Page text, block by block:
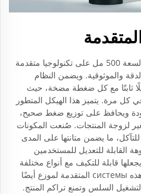
يحتوي هيكل مضخة الزجاجة ذات السعة 500 مل على تكنولوجيا متقدمة
والموثوقية. ويضمن النظام
ثابتًا مع كل ضغطة مضخة، حيث
كل مرة. يتميز هذا الهيكل المتطور
ويحافظ على توزيع ضغط صحيح،
لزوجة المنتجات. صُنعت المكونات
ما يضمن متانتها على المدى
القابلة للتعديل للمستخدمين
قابلة للتكيف مع أنواع مختلفة
من المنتجات والتطبيقات. وتشمل هذه системы المتقدمة لموزع أيضًا
السلس وتمنع تراكم المنتج.